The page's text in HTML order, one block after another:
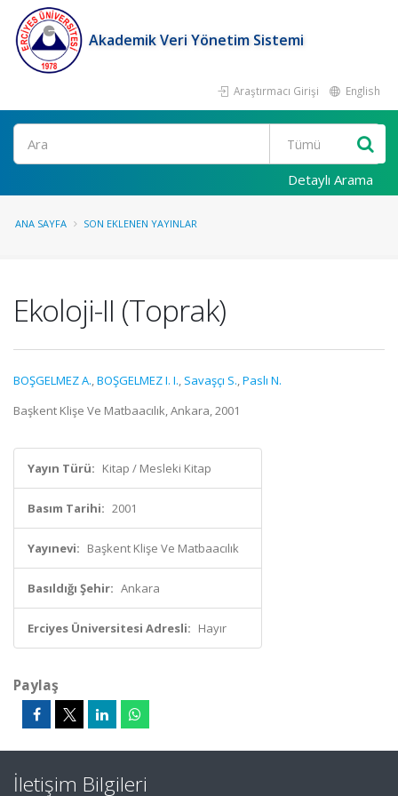
Akademik Veri Yönetim Sistemi
Araştırmacı Girişi English
Ara
Detaylı Arama
ANA SAYFA SON EKLENEN YAYINLAR
Ekoloji-II (Toprak)
BOŞGELMEZ A.,BOŞGELMEZ I. I., Savaşçı S.,Paslı N.
Başkent Klişe Ve Matbaacılık, Ankara, 2001
Yayın Türü: Kitap / Mesleki Kitap
Basım Tarihi: 2001
Yayınevi: Başkent Klişe Ve Matbaacılık
Basıldığı Şehir: Ankara
Erciyes Üniversitesi Adresli: Hayır
Paylaş
İletişim Bilgileri